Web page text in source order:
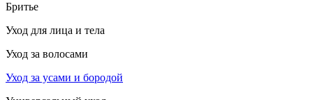
Бритье
Уход для лица и тела
Уход за волосами
Уход за усами и бородой